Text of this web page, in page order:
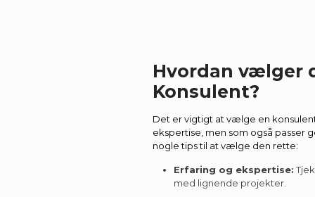
Hvordan vælger
Konsulent?
Det er vigtigt at vælge en
ekspertise, men som også passer
nogle tips til at vælge den rette:
Erfaring og ekspertise:
med lignende projekter.